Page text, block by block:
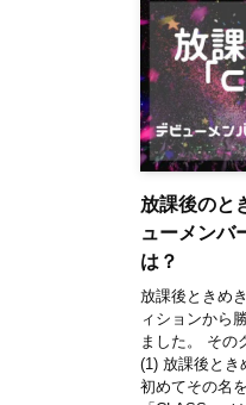
放課後のと
ューメンバ
は？
放課後ときめ
ィションから
ました。 その
(1) 放課後とき
初めてその名